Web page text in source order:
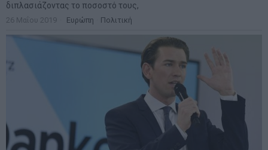
διπλασιάζοντας το ποσοστό τους,
26 Μαΐου 2019 Ευρώπη Πολιτική